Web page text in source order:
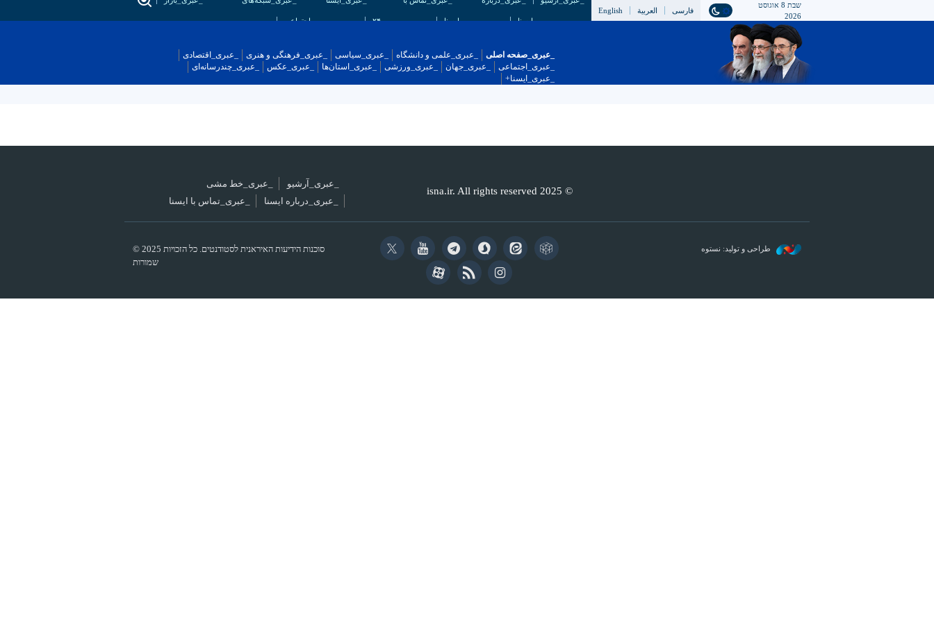
שבת 8 אוגוסט
2026
فارسی العربیة English
ایسنا ایسنا ۲۴ اجتماعی
_عبری_صفحه اصلی _عبری_علمی و دانشگاه _عبری_سیاسی _عبری_فرهنگی و هنری
_عبری_اقتصادی
_عبری_اجتماعی
_عبری_جهان _عبری_ورزشی _عبری_استان‌ها _عبری_عکس
_عبری_چندرسانه‌ای
_عبری_ایسنا+
© 2025 isna.ir. All rights reserved
_عبری_آرشیو
_عبری_خط مشی
_عبری_درباره ایسنا
_عبری_تماس با ایسنا
طراحی و تولید: نستوه
© 2025 סוכנות הידיעות האיראנית לסטודנטים. כל הזכויות
שמורות